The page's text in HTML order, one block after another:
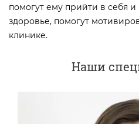
помогут ему прийти в себя и
здоровье, помогут
клинике.
Наши